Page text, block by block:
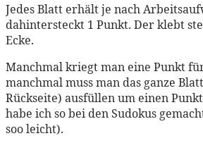
Jedes Blatt erhält je nach
dahintersteckt 1 Punkt. Der klebt
Ecke.
Manchmal kriegt man eine Punkt
manchmal muss man das ganze
Rückseite) ausfüllen um einen
habe ich so bei den Sudokus
soo leicht).